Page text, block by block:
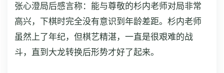
张心澄局后感言称：能与尊敬的杉内老师对局非常
高兴，下棋时完全没有意识到年龄差距。杉内老师
虽然上了年纪，但棋艺精湛，一直是很艰难的战
斗，直到大龙转换后形势才好了起来。